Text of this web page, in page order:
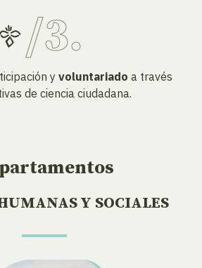
y voluntariado a través
de ciencia ciudadana.
Y SOCIALES